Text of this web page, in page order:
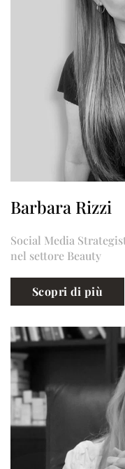
Barbara Rizzi
Social Media
nel settore Beauty
Scopri di più